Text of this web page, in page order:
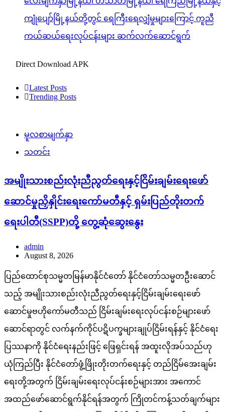
ကျုံပျော်မြို့နယ်တို့တွင် ရေကြီးရေလျှံမှုများကြောင့် ကူညီ
ကယ်ဆယ်ရေးလုပ်ငန်းများ ဆက်လက်ဆောင်ရွက်
Direct Download APK
Latest Posts
Trending Posts
မူလစာမျက်နှာ
သတင်း
အမျိုးသားစည်းလုံးညီညွတ်ရေးနှင့်ငြိမ်းချမ်းရေးဖော်
ဆောင်မှုညှိနှိုင်းရေးကော်မတီနှင့် ရှမ်းပြည်တိုးတက်
ရေးပါတီ(SSPP)တို့ တွေ့ဆုံဆွေးနွေး
admin
August 8, 2026
ပြည်ထောင်စုသမ္မတမြန်မာနိုင်ငံတော် နိုင်ငံတော်သမ္မတဦးဆောင်
သည့် အမျိုးသားစည်းလုံးညီညွတ်ရေးနှင့်ငြိမ်းချမ်းရေးဖော်
ဆောင်မှုဗဟိုကော်မတီသည် ငြိမ်းချမ်းရေးလုပ်ငန်းစဉ်များဖော်
ဆောင်ရာတွင် လက်နက်ကိုင်ပဋိပက္ခများချုပ်ငြိမ်းရန်နှင့် နိုင်ငံရေး
ပြဿနာကို နိုင်ငံရေးနည်းဖြင့် ဖြေရှင်းရန် အထူးလိုအပ်သည်ဟု
ယုံကြည်ပြီး နိုင်ငံတော်ဖွံ့ဖြိုးတိုးတက်ရေးနှင့် တည်ငြိမ်အေးချမ်း
ရေးတို့အတွက် ငြိမ်းချမ်းရေးလုပ်ငန်းစဉ်များအား အကောင်
အထည်ဖော်ဆောင်ရွက်နိုင်ရန်အတွက် ကြိုတင်ကန့်သတ်ချက်များ